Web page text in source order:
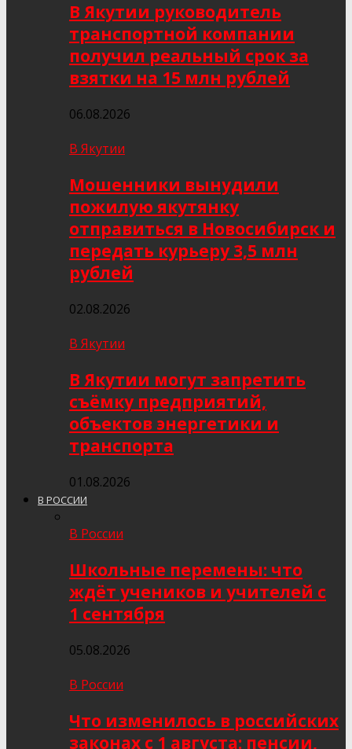
В Якутии руководитель
транспортной компании
получил реальный срок за
взятки на 15 млн рублей
06.08.2026
В Якутии
Мошенники вынудили
пожилую якутянку
отправиться в Новосибирск и
передать курьеру 3,5 млн
рублей
02.08.2026
В Якутии
В Якутии могут запретить
съёмку предприятий,
объектов энергетики и
транспорта
01.08.2026
В РОССИИ
В России
Школьные перемены: что
ждёт учеников и учителей с
1 сентября
05.08.2026
В России
Что изменилось в российских
законах с 1 августа: пенсии,